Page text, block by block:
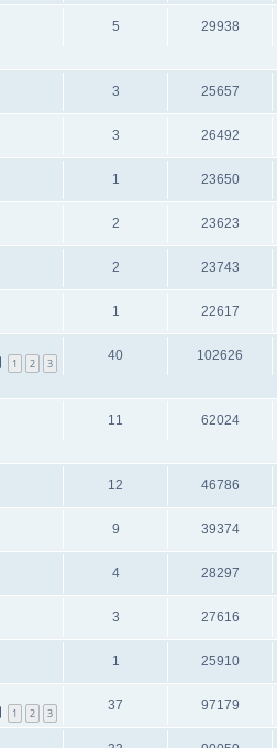
5 29938
3 25657
3 26492
1 23650
2 23623
2 23743
1 22617
1 2 3
40 102626
11 62024
12 46786
9 39374
4 28297
3 27616
1 25910
1 2 3
37 97179